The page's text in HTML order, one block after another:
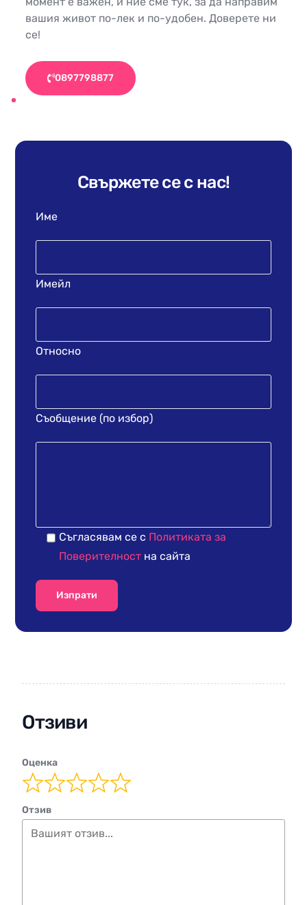
вашия живот по-лек и по-удобен. Доверете ни
се!
0897798877
Свържете се с нас!
Име
Имейл
Относно
Съобщение (по избор)
Съгласявам се с Политиката за
Поверителност на сайта
Отзиви
Оценка
Отзив